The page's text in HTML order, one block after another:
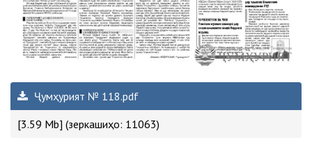
Ҷумҳурият № 118.pdf
[3.59 Mb] (зеркашиҳо: 11063)